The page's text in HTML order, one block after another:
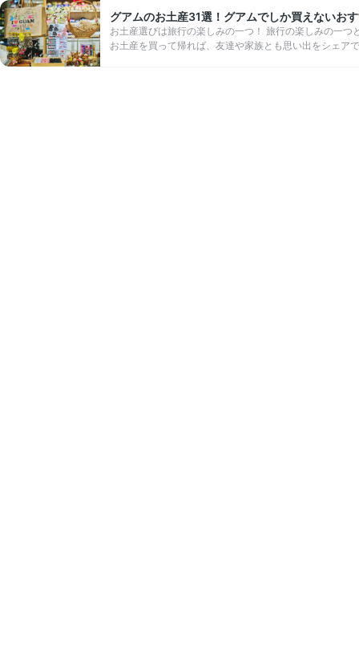
グアムのお土産31選！グアムでしか買えないお
お土産選びは旅行の楽しみの一つ！ 旅行の楽しみの一
お土産を買って帰れば、友達や家族とも思い出をシェ